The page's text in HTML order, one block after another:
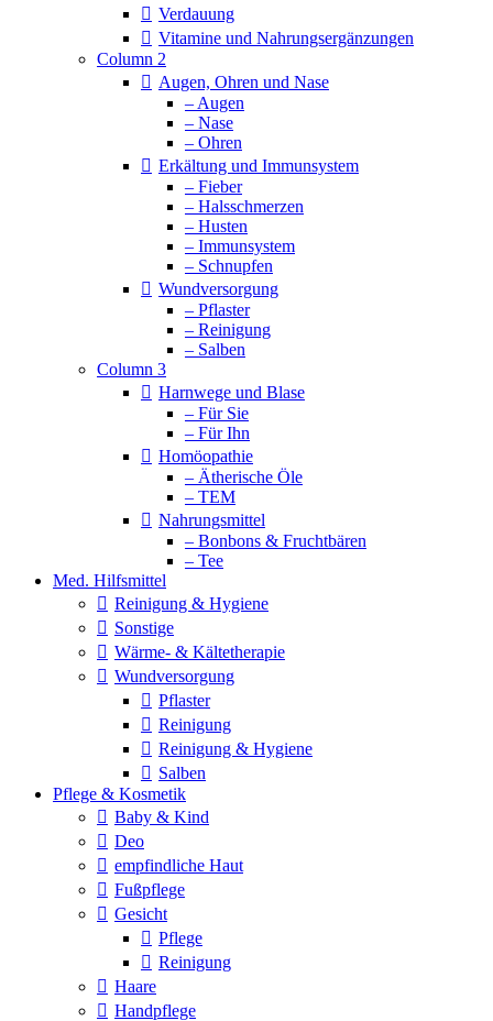
Verdauung
Vitamine und Nahrungsergänzungen
Column 2
Augen, Ohren und Nase
– Augen
– Nase
– Ohren
Erkältung und Immunsystem
– Fieber
– Halsschmerzen
– Husten
– Immunsystem
– Schnupfen
Wundversorgung
– Pflaster
– Reinigung
– Salben
Column 3
Harnwege und Blase
– Für Sie
– Für Ihn
Homöopathie
– Ätherische Öle
– TEM
Nahrungsmittel
– Bonbons & Fruchtbären
– Tee
Med. Hilfsmittel
Reinigung & Hygiene
Sonstige
Wärme- & Kältetherapie
Wundversorgung
Pflaster
Reinigung
Reinigung & Hygiene
Salben
Pflege & Kosmetik
Baby & Kind
Deo
empfindliche Haut
Fußpflege
Gesicht
Pflege
Reinigung
Haare
Handpflege